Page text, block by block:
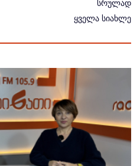
სრულად
ყველა სიახლე